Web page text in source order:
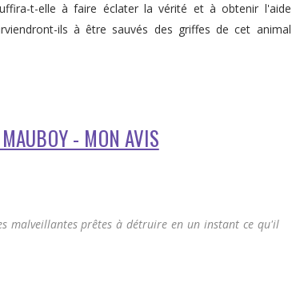
t-elle à faire éclater la vérité et à obtenir l'aide
ils à être sauvés des griffes de cet animal
- MON AVIS
malveillantes prêtes à détruire en un instant ce qu'il